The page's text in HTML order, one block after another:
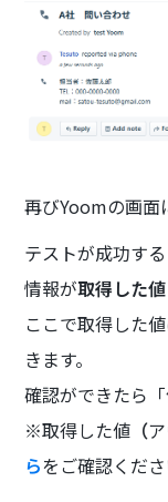
再びYoomの画面
テストが成功す
情報が取得した
ここで取得した
きます。
確認ができたら
※取得した値 （
らをご確認くださ